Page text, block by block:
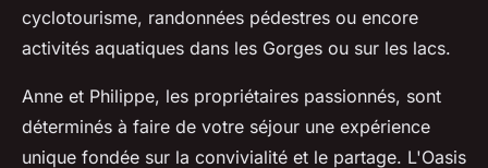
cyclotourisme, randonnées pédestres ou encore
activités aquatiques dans les Gorges ou sur les lacs.
Anne et Philippe, les propriétaires passionnés, sont
déterminés à faire de votre séjour une expérience
unique fondée sur la convivialité et le partage. L'Oasis